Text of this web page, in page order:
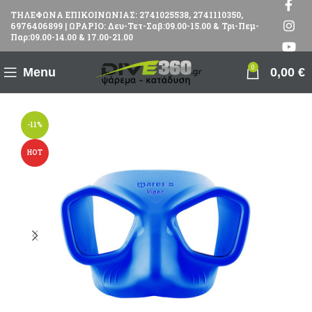
ΤΗΛΕΦΩΝΑ ΕΠΙΚΟΙΝΩΝΙΑΣ: 2741025538, 2741110350,
6976406899 | ΩΡΑΡΙΟ: Δευ-Τετ-Σαβ:09.00-15.00 & Τρι-Πεμ-
Παρ:09.00-14.00 & 17.00-21.00
Menu 0 0,00 €
-11%
HOT